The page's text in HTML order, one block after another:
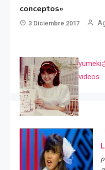
conceptos»
3 Diciembre 2017
yumeki
videos